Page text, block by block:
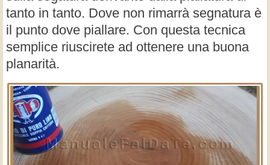
tanto in tanto. Dove non rimarrà segnatura è
il punto dove piallare. Con questa tecnica
semplice riuscirete ad ottenere una buona
planarità.